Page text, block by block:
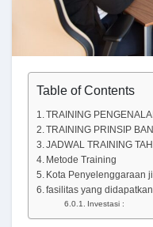
Table of Contents
TRAINING
TRAINING PRINSIP
JADWAL TRAINING
Metode Training
Kota Penyelenggaraan
fasilitas yang didapatkan
Investasi :